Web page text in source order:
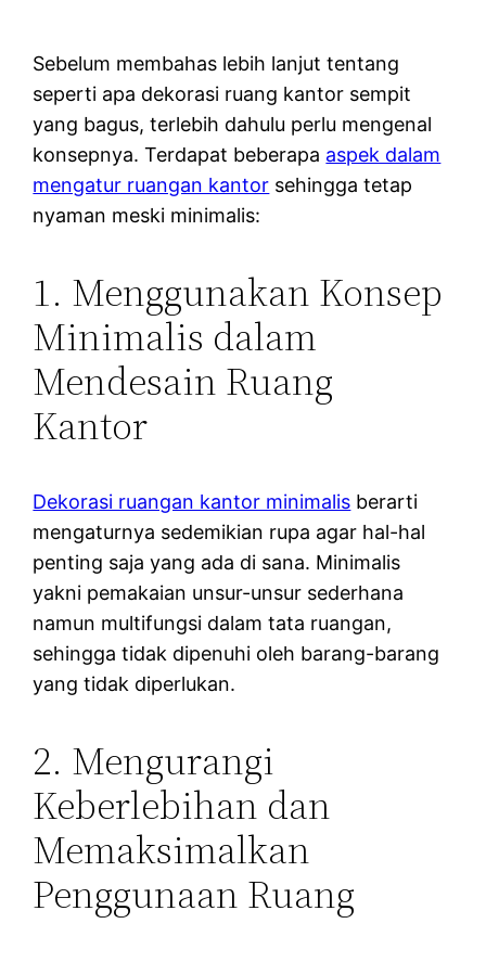
Sebelum membahas lebih lanjut tentang
seperti apa dekorasi ruang kantor sempit
yang bagus, terlebih dahulu perlu mengenal
konsepnya. Terdapat beberapa aspek dalam
mengatur ruangan kantor sehingga tetap
nyaman meski minimalis:
1. Menggunakan Konsep
Minimalis dalam
Mendesain Ruang
Kantor
Dekorasi ruangan kantor minimalis berarti
mengaturnya sedemikian rupa agar hal-hal
penting saja yang ada di sana. Minimalis
yakni pemakaian unsur-unsur sederhana
namun multifungsi dalam tata ruangan,
sehingga tidak dipenuhi oleh barang-barang
yang tidak diperlukan.
2. Mengurangi
Keberlebihan dan
Memaksimalkan
Penggunaan Ruang